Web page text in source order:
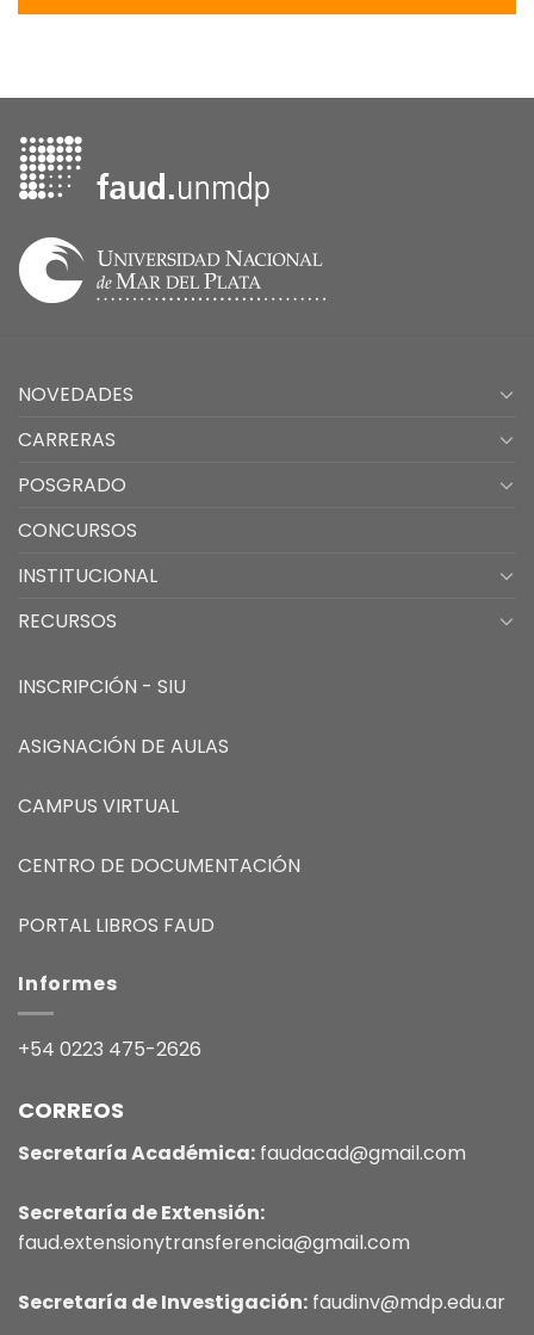
NOVEDADES
CARRERAS
POSGRADO
CONCURSOS
INSTITUCIONAL
RECURSOS
INSCRIPCIÓN - SIU
ASIGNACIÓN DE AULAS
CAMPUS VIRTUAL
CENTRO DE DOCUMENTACIÓN
PORTAL LIBROS FAUD
Informes
+54 0223 475-2626
CORREOS
Secretaría Académica: faudacad@gmail.com
Secretaría de Extensión:
faud.extensionytransferencia@gmail.com
Secretaría de Investigación: faudinv@mdp.edu.ar